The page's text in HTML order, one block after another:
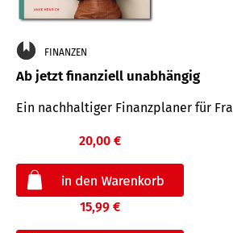
FINANZEN
Ab jetzt finanziell unabhängig
Ein nachhaltiger Finanzplaner für
20,00 €
15,99 €